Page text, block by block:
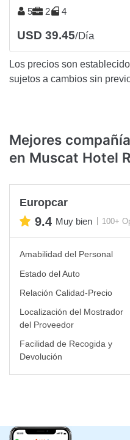
5 2 4
USD 39.45/Día
Los precios son
sujetos a cambios sin
Mejores
en Muscat Hotel
Europcar
9.4 Muy bien 100+
Amabilidad del Personal
Estado del Auto
Relación Calidad-Precio
Localización del Mostrador
del Proveedor
Facilidad de Recogida y
Devolución